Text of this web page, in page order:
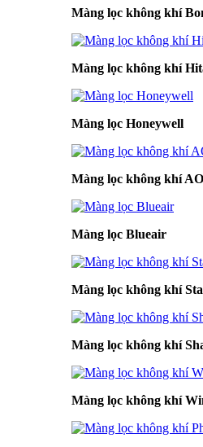
Màng lọc không khí
Màng lọc không khí
Màng lọc Honeywell
Màng lọc không khí
Màng lọc Blueair
Màng lọc không khí
Màng lọc không khí
Màng lọc không khí